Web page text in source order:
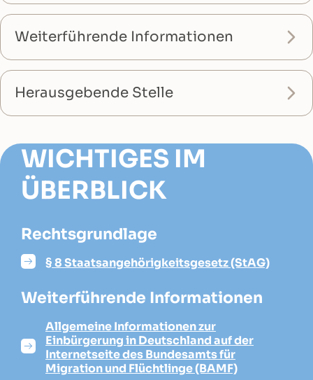
Weiterführende Informationen
Herausgebende Stelle
WICHTIGES IM
ÜBERBLICK
Rechtsgrundlage
§ 8 Staatsangehörigkeitsgesetz (StAG)
Weiterführende Informationen
Allgemeine Informationen zur
Einbürgerung in Deutschland auf der
Internetseite des Bundesamts für
Migration und Flüchtlinge (BAMF)